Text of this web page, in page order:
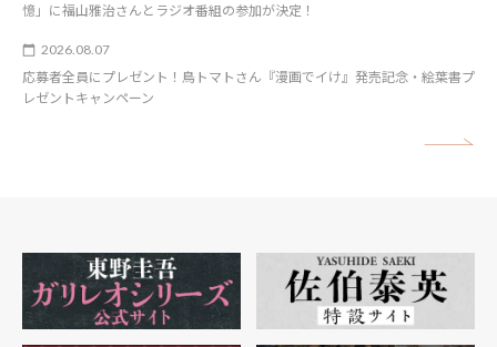
憶」に福山雅治さんとラジオ番組の参加が決定！
2026.08.07
応募者全員にプレゼント！鳥トマトさん『漫画でイけ』発売記念・絵葉書プ
レゼントキャンペーン